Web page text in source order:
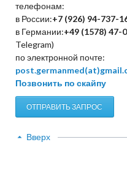
телефонам:
в России:+7 (926) 94-737-
в Германии:+49 (1578) 47-
Telegram)
по электронной почте:
Позвонить по скайпу
ОТПРАВИТЬ ЗАПРОС
Вверх